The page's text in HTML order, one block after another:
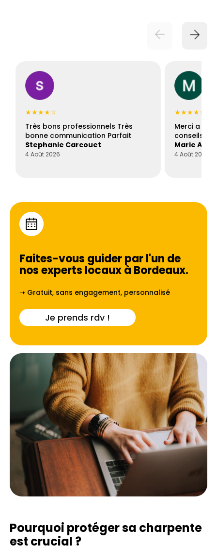
★★★★☆
Très bons professionnels Très
bonne communication Parfait
Stephanie Carcouet
4 Août 2026
★★★★★
Merci a
conseils
Marie
4 Août 2026
Faites-vous guider par l'un de
nos experts locaux à Bordeaux.
➝ Gratuit, sans engagement, personnalisé
Je prends rdv !
Pourquoi protéger sa charpente
est crucial ?